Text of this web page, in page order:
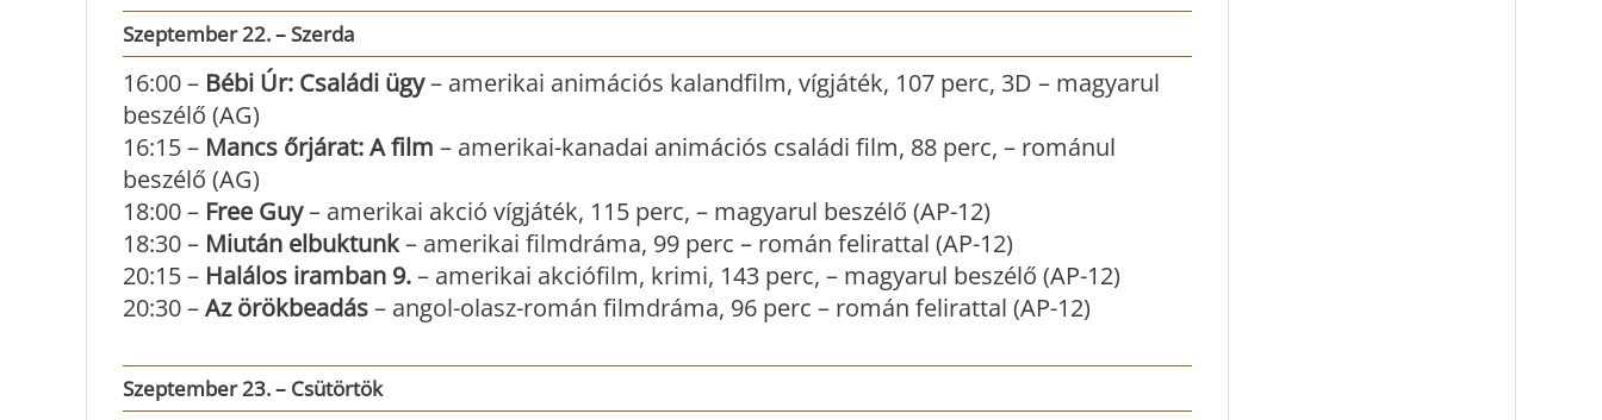
Szeptember 22. – Szerda
16:00 – Bébi Úr: Családi ügy– amerikai animációs kalandfilm, vígjáték, 107 perc, 3D – magyarul
beszélő (AG)
16:15 – Mancs őrjárat: A film – amerikai-kanadai animációs családi film, 88 perc, – románul
beszélő (AG)
18:00 – Free Guy– amerikai akció vígjáték, 115 perc, – magyarul beszélő (AP-12)
18:30 – Miután elbuktunk– amerikai filmdráma, 99 perc – román felirattal (AP-12)
20:15 – Halálos iramban 9.– amerikai akciófilm, krimi, 143 perc, – magyarul beszélő (AP-12)
20:30 –Az örökbeadás– angol-olasz-román filmdráma, 96 perc – román felirattal (AP-12)
Szeptember 23. – Csütörtök